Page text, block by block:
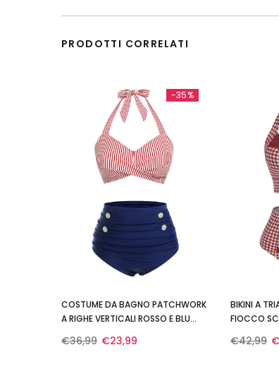
PRODOTTI CORRELATI
-35%
COSTUME DA BAGNO PATCHWORK
A RIGHE VERTICALI ROSSO E BLU
€36,99 €23,99
BIKINI A
FIOCCO
€42,99